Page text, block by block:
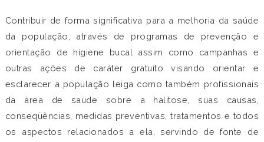
Contribuir de forma significativa para a melhoria da saúde
da população, através de programas de prevenção e
orientação de higiene bucal assim como campanhas e
outras ações de caráter gratuito visando orientar e
esclarecer a população leiga como também profissionais
da área de saúde sobre a halitose, suas causas,
conseqüências, medidas preventivas, tratamentos e todos
os aspectos relacionados a ela, servindo de fonte de